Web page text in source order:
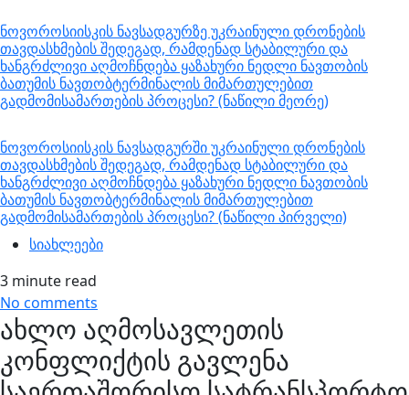
ნოვოროსიისკის ნავსადგურზე უკრაინული დრონების
თავდასხმების შედეგად, რამდენად სტაბილური და
ხანგრძლივი აღმოჩნდება ყაზახური ნედლი ნავთობის
ბათუმის ნავთობტერმინალის მიმართულებით
გადმომისამართების პროცესი? (ნაწილი მეორე)
ნოვოროსიისკის ნავსადგურში უკრაინული დრონების
თავდასხმების შედეგად, რამდენად სტაბილური და
ხანგრძლივი აღმოჩნდება ყაზახური ნედლი ნავთობის
ბათუმის ნავთობტერმინალის მიმართულებით
გადმომისამართების პროცესი? (ნაწილი პირველი)
სიახლეები
3 minute read
No comments
ახლო აღმოსავლეთის
კონფლიქტის გავლენა